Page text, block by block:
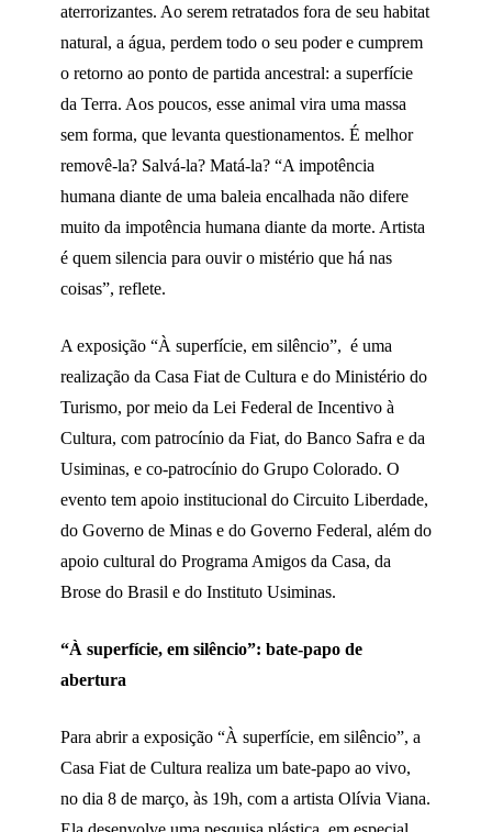
aterrorizantes. Ao serem retratados fora de seu habitat
natural, a água, perdem todo o seu poder e cumprem
o retorno ao ponto de partida ancestral: a superfície
da Terra. Aos poucos, esse animal vira uma massa
sem forma, que levanta questionamentos. É melhor
removê-la? Salvá-la? Matá-la? “A impotência
humana diante de uma baleia encalhada não difere
muito da impotência humana diante da morte. Artista
é quem silencia para ouvir o mistério que há nas
coisas”, reflete.
A exposição “À superfície, em silêncio”, é uma
realização da Casa Fiat de Cultura e do Ministério do
Turismo, por meio da Lei Federal de Incentivo à
Cultura, com patrocínio da Fiat, do Banco Safra e da
Usiminas, e co-patrocínio do Grupo Colorado. O
evento tem apoio institucional do Circuito Liberdade,
do Governo de Minas e do Governo Federal, além do
apoio cultural do Programa Amigos da Casa, da
Brose do Brasil e do Instituto Usiminas.
“À superfície, em silêncio”: bate-papo de
abertura
Para abrir a exposição “À superfície, em silêncio”, a
Casa Fiat de Cultura realiza um bate-papo ao vivo,
no dia 8 de março, às 19h, com a artista Olívia Viana.